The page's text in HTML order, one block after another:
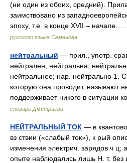
(ни один из обоих, средний).
заимствовано из
эпоху, т.е. в конце XVII –
русского языка Семенова
нейтральный — прил., употр.
нейтрален, нейтральна,
нейтральнее; нар. нейтрально 1.
которую она проводит, называют
поддерживает никого в
словарь Дмитриева
НЕЙТРАЛЬНЫЙ ТОК — в
вз ствии («слабый ток»), к рый
изменения электрич. зарядов ч ц;
опыте наблюдались лишь Н. т. без